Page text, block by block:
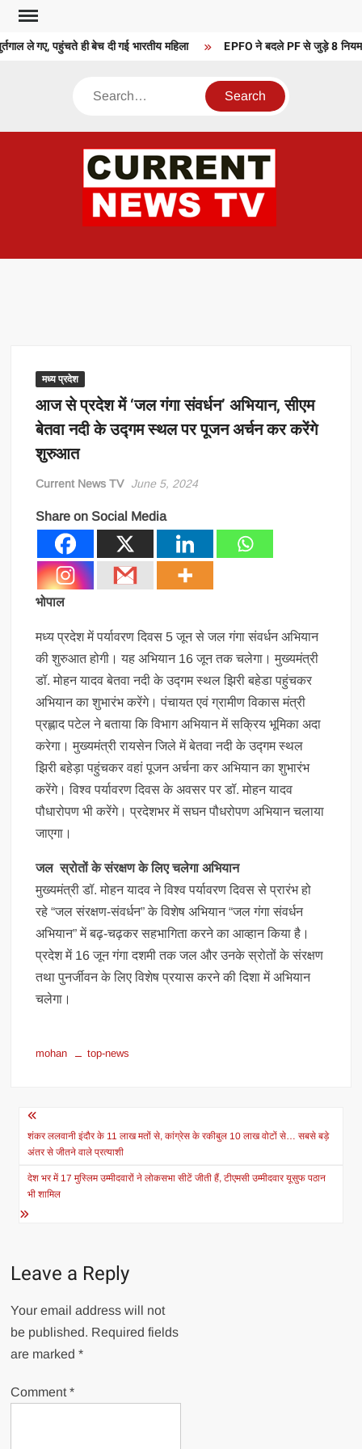
Skip
contentले गए, पहुंचते ही बेच दी गई भारतीय महिला EPFO ने बदले PF से जुड़े 8
Search
मध्य प्रदेश
आज से प्रदेश में ‘जल गंगा संवर्धन’ अभियान, सीएम
बेतवा नदी के उद्गम स्थल पर पूजन अर्चन कर करेंगे
शुरुआत
Current News TV June 5, 2024
Share on Social Media
भोपाल
मध्य प्रदेश में पर्यावरण दिवस 5 जून से जल गंगा संवर्धन अभियान
की शुरुआत होगी। यह अभियान 16 जून तक चलेगा। मुख्यमंत्री
डॉ. मोहन यादव बेतवा नदी के उद्गम स्थल झिरी बहेडा पहुंचकर
अभियान का शुभारंभ करेंगे। पंचायत एवं ग्रामीण विकास मंत्री
प्रह्लाद पटेल ने बताया कि विभाग अभियान में सक्रिय भूमिका अदा
करेगा। मुख्यमंत्री रायसेन जिले में बेतवा नदी के उद्गम स्थल
झिरी बहेड़ा पहुंचकर वहां पूजन अर्चना कर अभियान का शुभारंभ
करेंगे। विश्व पर्यावरण दिवस के अवसर पर डॉ. मोहन यादव
पौधारोपण भी करेंगे। प्रदेशभर में सघन पौधरोपण अभियान चलाया
जाएगा।
जल स्रोतों के संरक्षण के लिए चलेगा अभियान
मुख्यमंत्री डॉ. मोहन यादव ने विश्व पर्यावरण दिवस से प्रारंभ हो
रहे “जल संरक्षण-संवर्धन” के विशेष अभियान “जल गंगा संवर्धन
अभियान” में बढ़-चढ़कर सहभागिता करने का आव्हान किया है।
प्रदेश में 16 जून गंगा दशमी तक जल और उनके स्रोतों के संरक्षण
तथा पुनर्जीवन के लिए विशेष प्रयास करने की दिशा में अभियान
चलेगा।
mohan top-news
Post
navigation
शंकर ललवानी इंदौर के 11 लाख मतों से, कांग्रेस के रकीबुल 10 लाख वोटों से… सबसे बड़े
अंतर से जीतने वाले प्रत्याशी
देश भर में 17 मुस्लिम उम्मीदवारों ने लोकसभा सीटें जीती हैं, टीएमसी उम्मीदवार यूसुफ पठान
भी शामिल
Leave a Reply
Your email address will not
be published. Required fields
are marked*
Comment*